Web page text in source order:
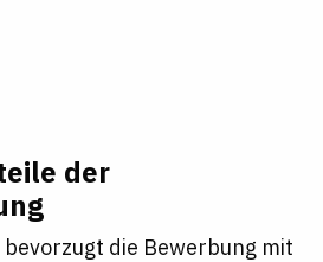
der
die Bewerbung mit